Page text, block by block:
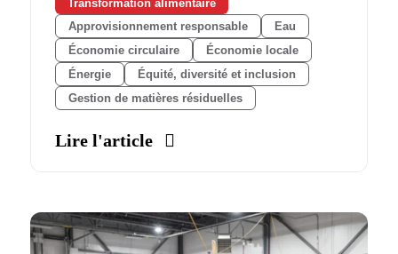
Transformation alimentaire
Approvisionnement responsable
Eau
Économie circulaire
Économie locale
Énergie
Équité, diversité et inclusion
Gestion de matières résiduelles
Lire l'article